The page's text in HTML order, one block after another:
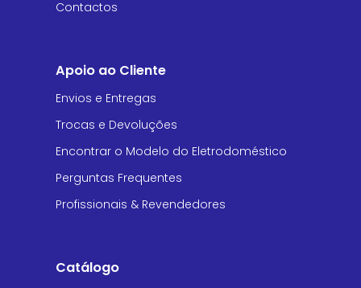
Contactos
Apoio ao Cliente
Envios e Entregas
Trocas e Devoluções
Encontrar o Modelo do Eletrodoméstico
Perguntas Frequentes
Profissionais & Revendedores
Catálogo